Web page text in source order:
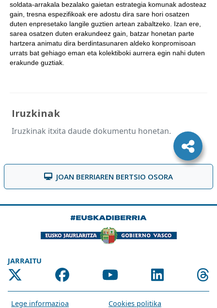
soldata-arrakala bezalako gaietan estrategia komunak adosteaz
gain, tresna espezifikoak ere adostu dira sare hori osatzen
duten enpresetako langile guztien artean zabaltzeko. Izan ere,
sarea osatzen duten erakundeez gain, batzar honetan parte
hartzera animatu dira berdintasunaren aldeko konpromisoan
urrats bat gehiago eman eta kolektiboki aurrera egin nahi duten
erakunde guztiak.
Iruzkinak
Iruzkinak itxita daude dokumentu honetan.
JOAN BERRIAREN BERTSIO OSORA
JARRAITU
Lege informazioa Cookies politika